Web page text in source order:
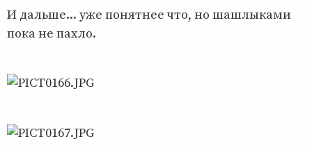
И дальше... уже понятнее что, но шашлыками
пока не пахло.